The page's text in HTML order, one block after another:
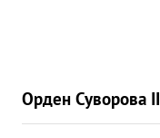
Орден Суворова